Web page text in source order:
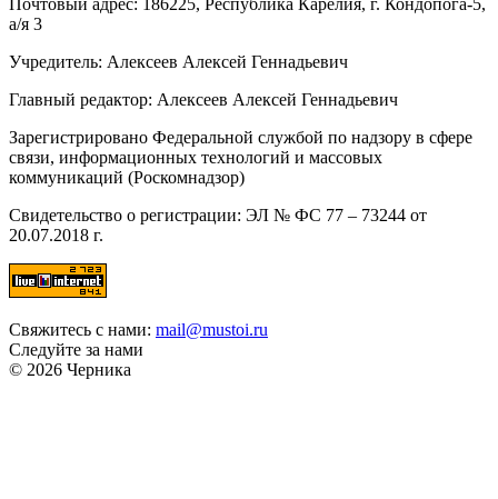
а/я 3
Учредитель: Алексеев Алексей Геннадьевич
Главный редактор: Алексеев Алексей Геннадьевич
Зарегистрировано Федеральной службой по надзору в сфере
связи, информационных технологий и массовых
коммуникаций (Роскомнадзор)
Свидетельство о регистрации: ЭЛ № ФС 77 – 73244 от
20.07.2018 г.
Свяжитесь с нами: mail@mustoi.ru
Следуйте за нами
© 2026 Черника